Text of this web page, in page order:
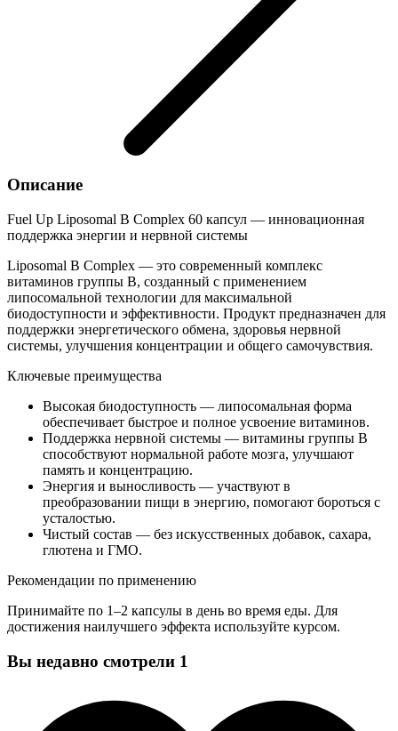
Описание
Fuel Up Liposomal B Complex 60 капсул — инновационная
поддержка энергии и нервной системы
Liposomal B Complex — это современный комплекс
витаминов группы B, созданный с применением
липосомальной технологии для максимальной
биодоступности и эффективности. Продукт предназначен для
поддержки энергетического обмена, здоровья нервной
системы, улучшения концентрации и общего самочувствия.
Ключевые преимущества
Высокая биодоступность — липосомальная форма
обеспечивает быстрое и полное усвоение витаминов.
Поддержка нервной системы — витамины группы B
способствуют нормальной работе мозга, улучшают
память и концентрацию.
Энергия и выносливость — участвуют в
преобразовании пищи в энергию, помогают бороться с
усталостью.
Чистый состав — без искусственных добавок, сахара,
глютена и ГМО.
Рекомендации по применению
Принимайте по 1–2 капсулы в день во время еды. Для
достижения наилучшего эффекта используйте курсом.
Вы недавно смотрели 1